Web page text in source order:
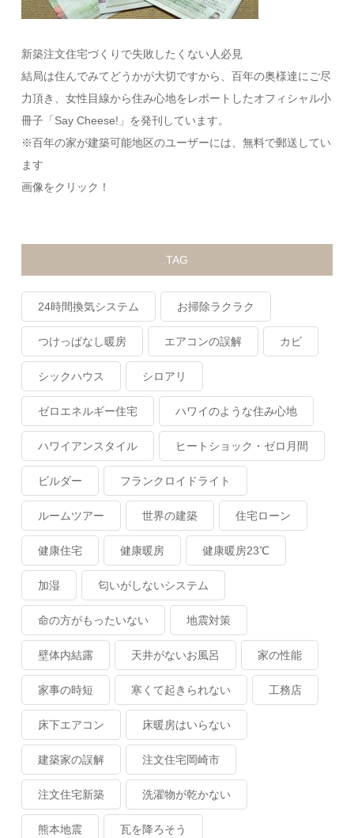
新築注文住宅づくりで失敗したくない人必見
結局は住んでみてどうかが大切ですから、百年の奥様達にご尽
力頂き、女性目線から住み心地をレポートしたオフィシャル小
冊子「Say Cheese!」を発刊しています。
※百年の家が建築可能地区のユーザーには、無料で郵送してい
ます
画像をクリック！
TAG
24時間換気システム お掃除ラクラク
つけっぱなし暖房 エアコンの誤解 カビ
シックハウス シロアリ
ゼロエネルギー住宅 ハワイのような住み心地
ハワイアンスタイル ヒートショック・ゼロ月間
ビルダー フランクロイドライト
ルームツアー 世界の建築 住宅ローン
健康住宅 健康暖房 健康暖房23℃
加湿 匂いがしないシステム
命の方がもったいない 地震対策
壁体内結露 天井がないお風呂 家の性能
家事の時短 寒くて起きられない 工務店
床下エアコン 床暖房はいらない
建築家の誤解 注文住宅岡崎市
注文住宅新築 洗濯物が乾かない
熊本地震 瓦を降ろそう